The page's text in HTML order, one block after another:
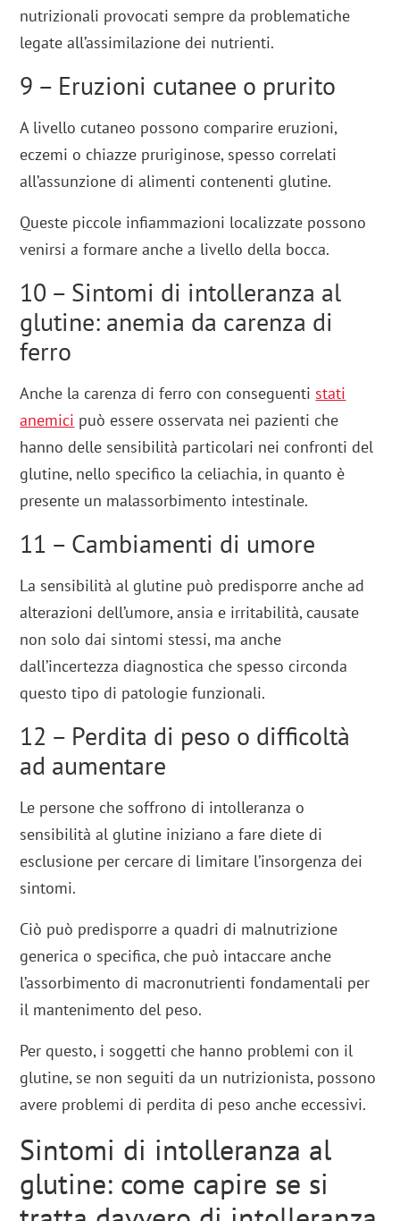
nutrizionali provocati sempre da problematiche
legate all’assimilazione dei nutrienti.
9 – Eruzioni cutanee o prurito
A livello cutaneo possono comparire eruzioni,
eczemi o chiazze pruriginose, spesso correlati
all’assunzione di alimenti contenenti glutine.
Queste piccole infiammazioni localizzate possono
venirsi a formare anche a livello della bocca.
10 – Sintomi di intolleranza al
glutine: anemia da carenza di
ferro
Anche la carenza di ferro con conseguenti stati
anemici può essere osservata nei pazienti che
hanno delle sensibilità particolari nei confronti del
glutine, nello specifico la celiachia, in quanto è
presente un malassorbimento intestinale.
11 – Cambiamenti di umore
La sensibilità al glutine può predisporre anche ad
alterazioni dell’umore, ansia e irritabilità, causate
non solo dai sintomi stessi, ma anche
dall’incertezza diagnostica che spesso circonda
questo tipo di patologie funzionali.
12 – Perdita di peso o difficoltà
ad aumentare
Le persone che soffrono di intolleranza o
sensibilità al glutine iniziano a fare diete di
esclusione per cercare di limitare l’insorgenza dei
sintomi.
Ciò può predisporre a quadri di malnutrizione
generica o specifica, che può intaccare anche
l’assorbimento di macronutrienti fondamentali per
il mantenimento del peso.
Per questo, i soggetti che hanno problemi con il
glutine, se non seguiti da un nutrizionista, possono
avere problemi di perdita di peso anche eccessivi.
Sintomi di intolleranza al
glutine: come capire se si